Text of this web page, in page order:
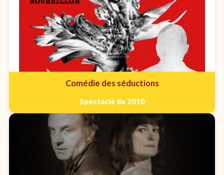
Comédie des séductions
Spectacle de 2010